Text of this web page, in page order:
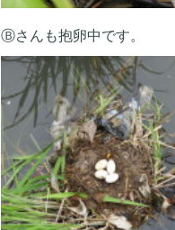
Ⓑさんも抱卵中です。